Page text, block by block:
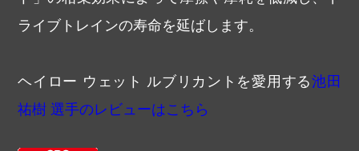
ライブトレインの寿命を延ばします。
ヘイロー ウェット ルブリカントを愛用する池田
祐樹 選手のレビューはこちら